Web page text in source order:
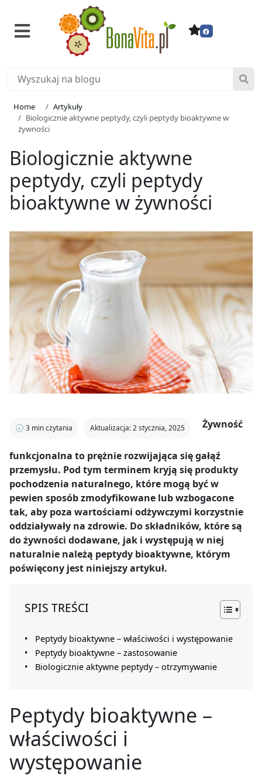
Home
Artykuły
Biologicznie aktywne peptydy, czyli peptydy bioaktywne w
żywności
Biologicznie aktywne
peptydy, czyli peptydy
bioaktywne w żywności
🕣 3 min czytania Aktualizacja: 2 stycznia, 2025 Żywność
funkcjonalna to prężnie rozwijająca się gałąź
przemysłu. Pod tym terminem kryją się produkty
pochodzenia naturalnego, które mogą być w
pewien sposób zmodyfikowane lub wzbogacone
tak, aby poza wartościami odżywczymi korzystnie
oddziaływały na zdrowie. Do składników, które są
do żywności dodawane, jak i występują w niej
naturalnie należą peptydy bioaktywne, którym
poświęcony jest niniejszy artykuł.
SPIS TREŚCI
Peptydy bioaktywne – właściwości i występowanie
Peptydy bioaktywne – zastosowanie
Biologicznie aktywne peptydy – otrzymywanie
Peptydy bioaktywne –
właściwości i
występowanie